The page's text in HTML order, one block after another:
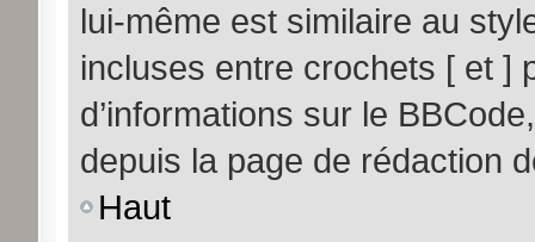
lui-même est similaire au
incluses entre crochets [ et ]
d’informations sur le
depuis la page de rédaction
Haut